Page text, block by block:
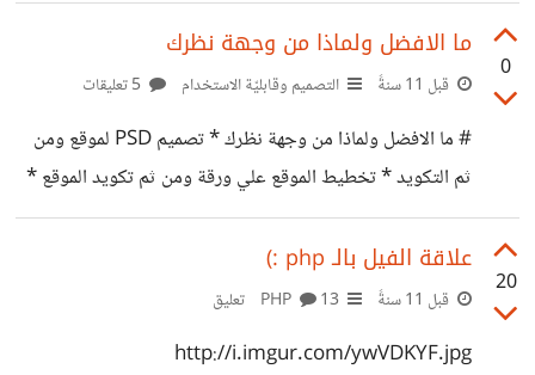
0
ما الافضل ولماذا من وجهة نظرك
قبل 11 سنةً التصميم وقابليّة الاستخدام
# ما الافضل ولماذا من وجهة نظرك * تصميم PSD لموقع ومن
ثم التكويد * تخطيط الموقع علي ورقة ومن ثم تكويد الموقع *
تكويد الموقع من دون تخطيط او تصميم مسبق
20
علاقة الفيل بالـ php :)
قبل 11 سنةً 13 تعليق
http://i.imgur.com/ywVDKYF.jpg